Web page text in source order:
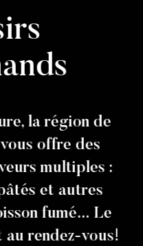
la région de
offre des
multiples :
et autres
fumé… Le
au rendez-vous!